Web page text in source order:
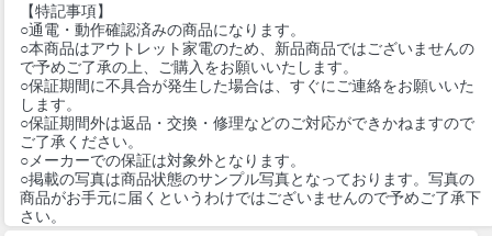
【特記事項】
○通電・動作確認済みの商品になります。
○本商品はアウトレット家電のため、新品商品ではございませんの
で予めご了承の上、ご購入をお願いいたします。
○保証期間に不具合が発生した場合は、すぐにご連絡をお願いいた
します。
○保証期間外は返品・交換・修理などのご対応ができかねますので
ご了承ください。
○メーカーでの保証は対象外となります。
○掲載の写真は商品状態のサンプル写真となっております。写真の
商品がお手元に届くというわけではございませんので予めご了承下
さい。